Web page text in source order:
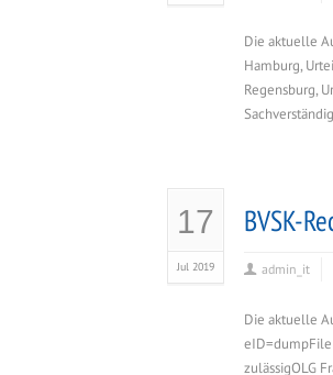
Die aktuelle
Hamburg,
Regensburg,
17
Jul 2019
BVSK-
admin_it
Die aktuelle
zulässigOLG